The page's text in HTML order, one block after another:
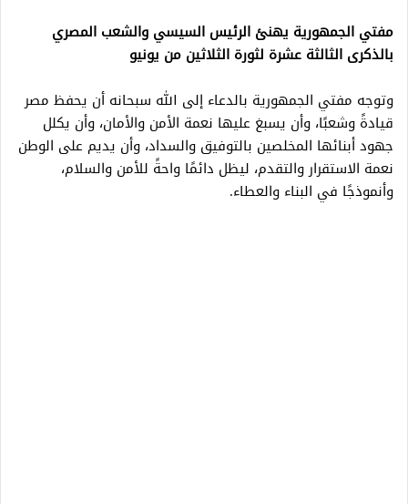
مفتي الجمهورية يهنئ الرئيس السيسي والشعب المصري
بالذكرى الثالثة عشرة لثورة الثلاثين من يونيو
وتوجه مفتي الجمهورية بالدعاء إلى الله سبحانه أن يحفظ مصر
قيادةً وشعبًا، وأن يسبغ عليها نعمة الأمن والأمان، وأن يكلل
جهود أبنائها المخلصين بالتوفيق والسداد، وأن يديم على الوطن
نعمة الاستقرار والتقدم، ليظل دائمًا واحةً للأمن والسلام،
وأنموذجًا في البناء والعطاء.